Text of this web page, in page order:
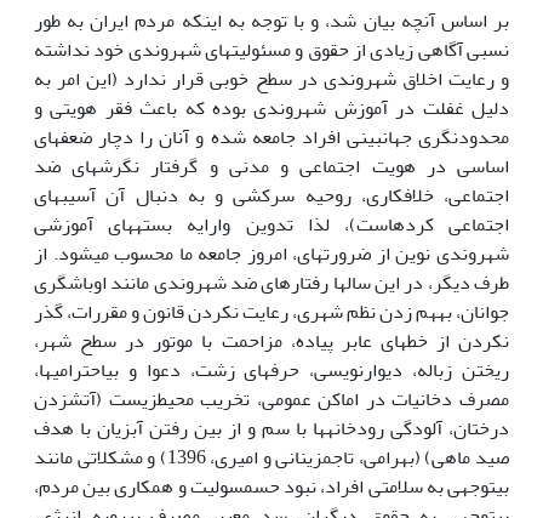
بر اساس آنچه بیان شد، و با توجه به اینکه مردم ایران به طور
نسبی آگاهی زیادی از حقوق و مسئولیت­های شهروندی خود نداشته
و رعایت اخلاق شهروندی در سطح خوبی قرار ندارد (این امر به
دلیل غفلت در آموزش شهروندی بوده که باعث فقر هویتی و
محدودنگری جهان­بینی افراد جامعه شده و آنان را دچار ضعف­های
اساسی در هویت اجتماعی و مدنی و گرفتار نگرش­های ضد
اجتماعی، خلاف­کاری، روحیه سرکشی و به دنبال آن آسیب­های
اجتماعی کرده­است)، لذا تدوین وارایه بسته­های آموزشی
شهروندی نوین از ضرورت­های، امروز جامعه ما محسوب می­شود. از
طرف دیگر، در این سال­ها رفتارهای ضد شهروندی مانند اوباشگری
جوانان، به­هم زدن نظم شهری، رعایت نکردن قانون و مقررات، گذر
نکردن از خط­های عابر پیاده، مزاحمت با موتور در سطح شهر،
ریختن زباله، دیوارنویسی، حرف­های زشت، دعوا و بی­احترامی­ها،
مصرف دخانیات در اماکن عمومی، تخریب محیط­زیست (آتش­زدن
درختان، آلودگی رودخانه­ها با سم و از بین رفتن آبزیان با هدف
صید ماهی) (بهرامی، تاج­مزینانی و امیری، 1396) و مشکلاتی مانند
بی­توجهی به سلامتی افراد، نبود حس­مسولیت و همکاری بین مردم،